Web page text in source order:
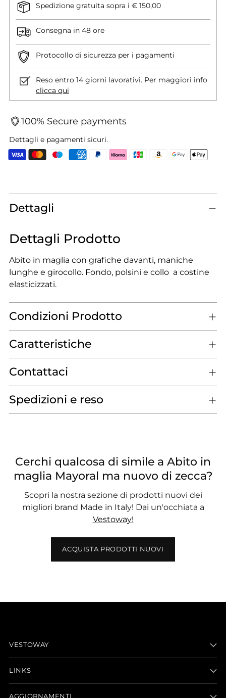
Spedizione gratuita sopra i € 150,00
Consegna in 48 ore
Protocollo di sicurezza per i pagamenti
Reso entro 14 giorni lavorativi. Per maggiori info
clicca qui
100% Secure payments
Dettagli e pagamenti sicuri.
prodotto
al
Dettagli
Dettagli Prodotto
Abito in maglia con grafiche davanti, maniche
lunghe e girocollo. Fondo, polsini e collo a costine
elasticizzati.
Condizioni Prodotto
Caratteristiche
Contattaci
Spedizioni e reso
Cerchi qualcosa di simile a Abito in
maglia Mayoral ma nuovo di zecca?
Scopri la nostra sezione di prodotti nuovi dei
migliori brand Made in Italy! Dai un'occhiata a
Vestoway!
ACQUISTA PRODOTTI NUOVI
VESTOWAY
LINKS
AGGIORNAMENTI